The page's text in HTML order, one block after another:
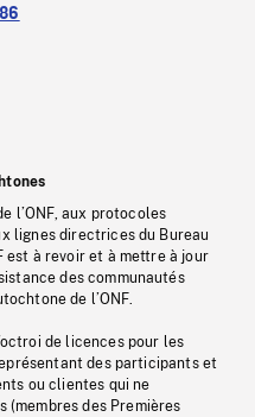
l’ONF, aux protocoles
lignes directrices du Bureau
est à revoir et à mettre à jour
des communautés
de l’ONF.
de licences pour les
des participants et
ou clientes qui ne
(membres des Premières